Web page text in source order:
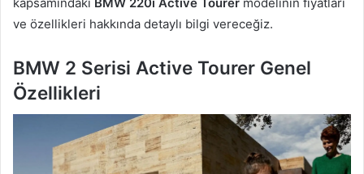
ve özellikleri hakkında detaylı bilgi vereceğiz.
BMW 2 Serisi Active Tourer Genel
Özellikleri